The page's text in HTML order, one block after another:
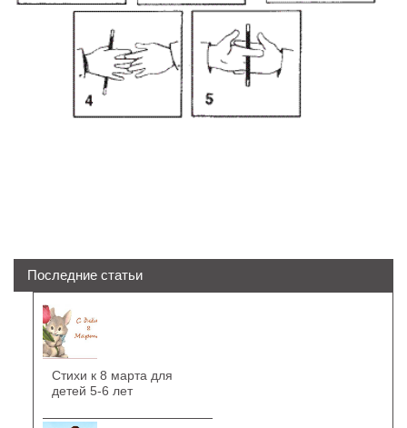
Последние статьи
Стихи к 8 марта для
детей 5-6 лет